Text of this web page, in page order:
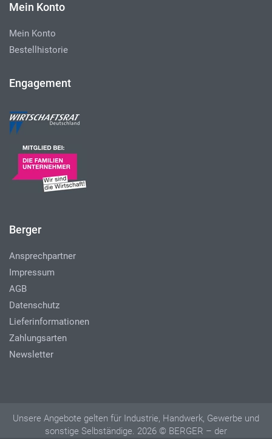
Mein Konto
Mein Konto
Bestellhistorie
Engagement
Berger
Ansprechpartner
Impressum
AGB
Datenschutz
Lieferinformationen
Zahlungsarten
Newsletter
Unsere Angebote gelten für Industrie, Handwerk, Gewerbe und
sonstige Selbständige. 2026 © BERGER – der